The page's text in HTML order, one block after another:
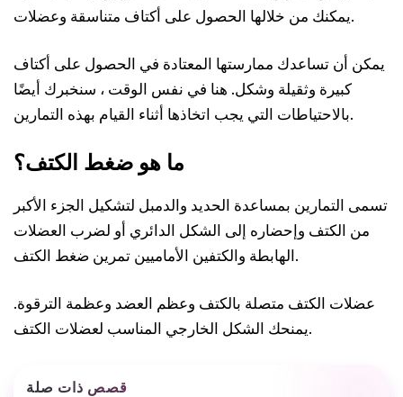
يمكنك من خلالها الحصول على أكتاف متناسقة وعضلات.
يمكن أن تساعدك ممارستها المعتادة في الحصول على أكتاف
كبيرة وثقيلة وشكل. هنا في نفس الوقت ، سنخبرك أيضًا
بالاحتياطات التي يجب اتخاذها أثناء القيام بهذه التمارين.
ما هو ضغط الكتف؟
تسمى التمارين بمساعدة الحديد والدمبل لتشكيل الجزء الأكبر
من الكتف وإحضاره إلى الشكل الدائري أو لضرب العضلات
الهابطة والكتفين الأماميين تمرين ضغط الكتف.
عضلات الكتف متصلة بالكتف وعظم العضد وعظمة الترقوة.
يمنحك الشكل الخارجي المناسب لعضلات الكتف.
قصص ذات صلة